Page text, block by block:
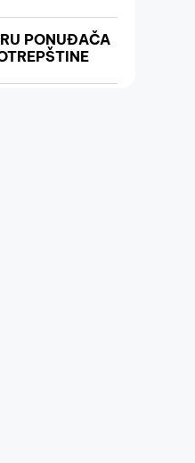
PONUĐAČA